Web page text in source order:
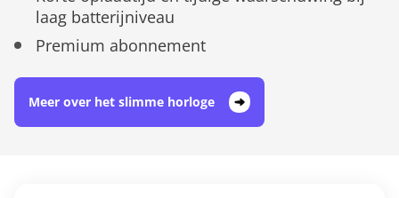
laag batterijniveau
Premium abonnement
Meer over het slimme horloge